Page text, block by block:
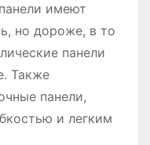
имеют
но дороже, в то
панели
Также
панели,
и легким